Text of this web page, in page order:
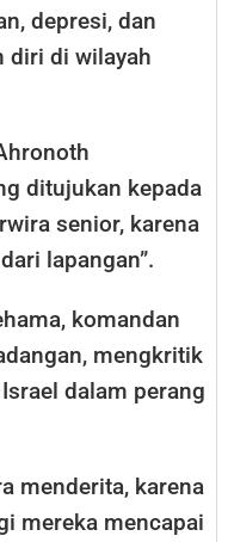
depresi, dan
diri di wilayah
ditujukan kepada
senior, karena
lapangan”.
komandan
mengkritik
dalam perang
menderita, karena
mereka mencapai